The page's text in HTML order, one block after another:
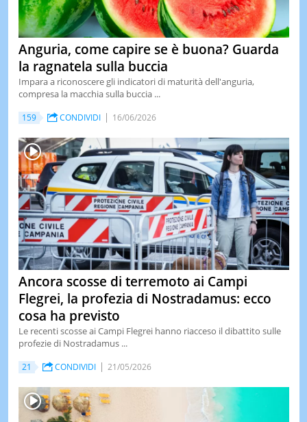
Anguria, come capire se è buona? Guarda
la ragnatela sulla buccia
Impara a riconoscere gli indicatori di maturità dell'anguria,
compresa la macchia sulla buccia ...
159 CONDIVIDI 16/06/2026
Ancora scosse di terremoto ai Campi
Flegrei, la profezia di Nostradamus: ecco
cosa ha previsto
Le recenti scosse ai Campi Flegrei hanno riacceso il dibattito sulle
profezie di Nostradamus ...
21 CONDIVIDI 21/05/2026